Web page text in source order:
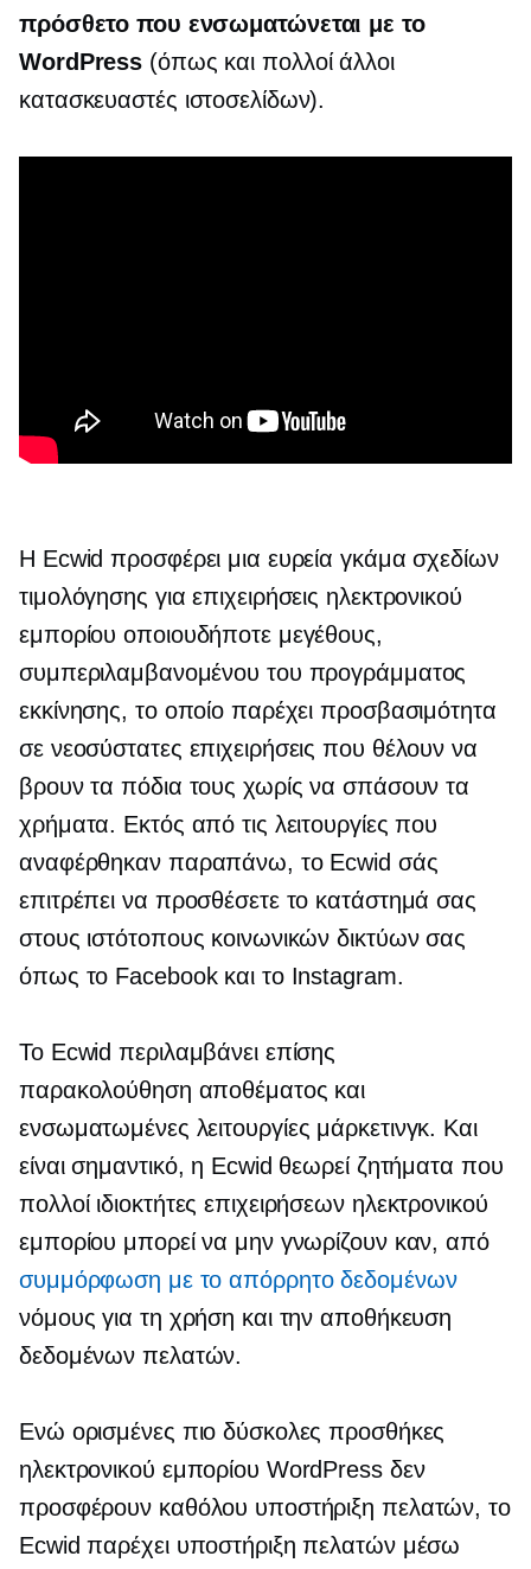
πρόσθετο που ενσωματώνεται με το
WordPress (όπως και πολλοί άλλοι
κατασκευαστές ιστοσελίδων).
Η Ecwid προσφέρει μια ευρεία γκάμα σχεδίων
τιμολόγησης για επιχειρήσεις ηλεκτρονικού
εμπορίου οποιουδήποτε μεγέθους,
συμπεριλαμβανομένου του προγράμματος
εκκίνησης, το οποίο παρέχει προσβασιμότητα
σε νεοσύστατες επιχειρήσεις που θέλουν να
βρουν τα πόδια τους χωρίς να σπάσουν τα
χρήματα. Εκτός από τις λειτουργίες που
αναφέρθηκαν παραπάνω, το Ecwid σάς
επιτρέπει να προσθέσετε το κατάστημά σας
στους ιστότοπους κοινωνικών δικτύων σας
όπως το Facebook και το Instagram.
Το Ecwid περιλαμβάνει επίσης
παρακολούθηση αποθέματος και
ενσωματωμένες λειτουργίες μάρκετινγκ. Και
είναι σημαντικό, η Ecwid θεωρεί ζητήματα που
πολλοί ιδιοκτήτες επιχειρήσεων ηλεκτρονικού
εμπορίου μπορεί να μην γνωρίζουν καν, από
συμμόρφωση με το απόρρητο δεδομένων
νόμους για τη χρήση και την αποθήκευση
δεδομένων πελατών.
Ενώ ορισμένες πιο δύσκολες προσθήκες
ηλεκτρονικού εμπορίου WordPress δεν
προσφέρουν καθόλου υποστήριξη πελατών, το
Ecwid παρέχει υποστήριξη πελατών μέσω